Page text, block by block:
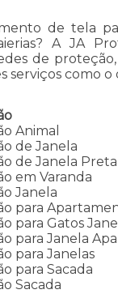
de tela
A JA
de
serviços como o
Animal
de Janela
de Janela Preta
em Varanda
Janela
para
para Gatos
para Janela
para Janelas
para Sacada
Sacada